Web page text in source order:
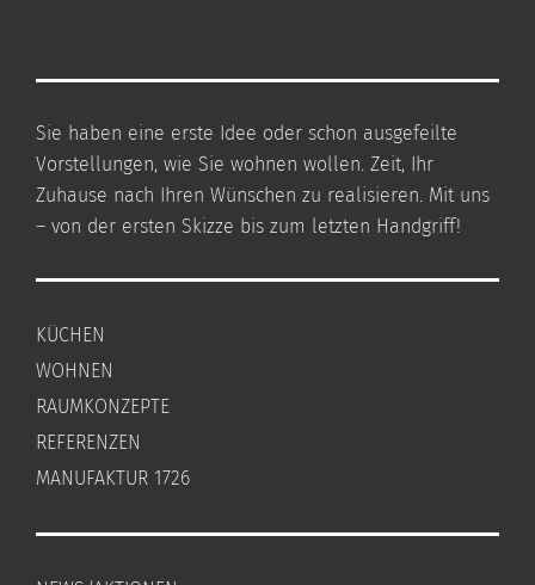
Sie haben eine erste Idee oder schon ausgefeilte
Vorstellungen, wie Sie wohnen wollen. Zeit, Ihr
Zuhause nach Ihren Wünschen zu realisieren. Mit uns
– von der ersten Skizze bis zum letzten Handgriff!
KÜCHEN
WOHNEN
RAUMKONZEPTE
REFERENZEN
MANUFAKTUR 1726